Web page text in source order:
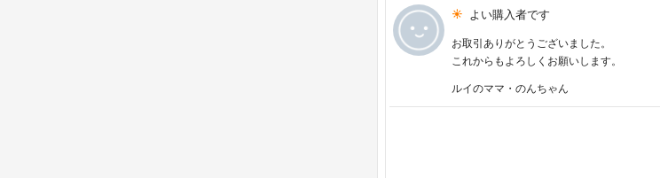
よい購入者です
お取引ありがとうございました。
これからもよろしくお願いします。
ルイのママ・のんちゃん